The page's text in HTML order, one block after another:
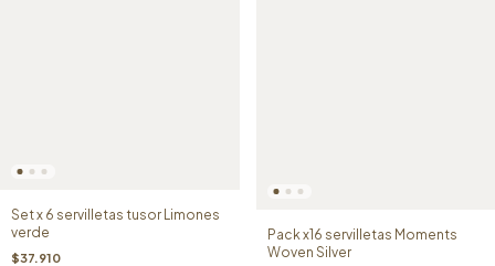
Set x 6 servilletas tusor Limones
verde
$37.910
Pack x16 servilletas Moments
Woven Silver